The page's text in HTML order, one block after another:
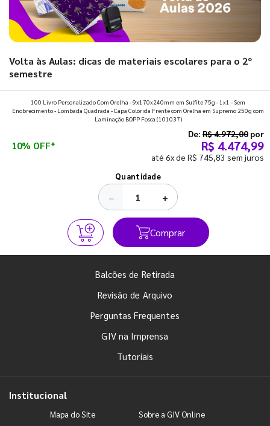
Volta às Aulas: dicas de materiais escolares para o 2º
semestre
Prepare a mochila, organize a rotina e descubra os materiais
que fazem toda diferença para começar o segundo
100 Livro Personalizado Com Orelha - 9x170x240mm em Sulfite 75g - 1x1 - Sem
Enobrecimento - Lombada Quadrada - Capa Colorida Frente com Orelha em Supremo 250g com
Laminação BOPP Fosca (101037)
10% OFF*
De: R$ 4.972,00 por
R$ 4.474,99
até 6x de R$ 745,83 sem juros
Quantidade
− +
Comprar
Balcões de Retirada
Revisão de Arquivo
Perguntas Frequentes
GIV na Imprensa
Tutoriais
Institucional
Mapa do Site Sobre a GIV Online